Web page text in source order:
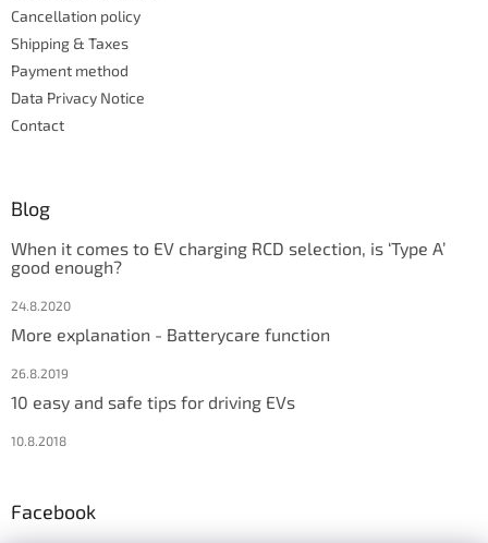
Cancellation policy
Shipping & Taxes
Payment method
Data Privacy Notice
Contact
Blog
When it comes to EV charging RCD selection, is ‘Type A’
good enough?
24.8.2020
More explanation - Batterycare function
26.8.2019
10 easy and safe tips for driving EVs
10.8.2018
Facebook